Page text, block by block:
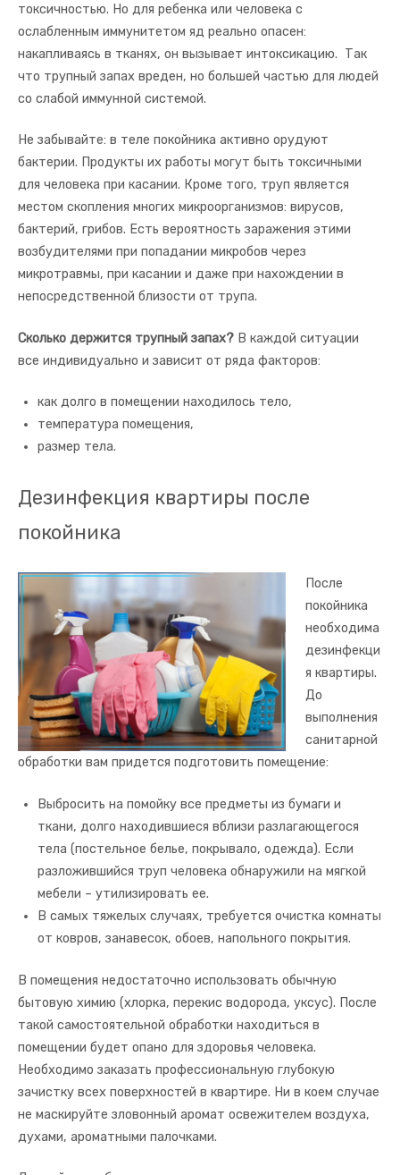
токсичностью. Но для ребенка или человека с
ослабленным иммунитетом яд реально опасен:
накапливаясь в тканях, он вызывает интоксикацию. Так
что трупный запах вреден, но большей частью для людей
со слабой иммунной системой.
Не забывайте: в теле покойника активно орудуют
бактерии. Продукты их работы могут быть токсичными
для человека при касании. Кроме того, труп является
местом скопления многих микроорганизмов: вирусов,
бактерий, грибов. Есть вероятность заражения этими
возбудителями при попадании микробов через
микротравмы, при касании и даже при нахождении в
непосредственной близости от трупа.
Сколько держится трупный запах? В каждой ситуации
все индивидуально и зависит от ряда факторов:
как долго в помещении находилось тело,
температура помещения,
размер тела.
Дезинфекция квартиры после
покойника
После
покойника
необходима
дезинфекци
я квартиры.
До
выполнения
санитарной
обработки вам придется подготовить помещение:
Выбросить на помойку все предметы из бумаги и
ткани, долго находившиеся вблизи разлагающегося
тела (постельное белье, покрывало, одежда). Если
разложившийся труп человека обнаружили на мягкой
мебели – утилизировать ее.
В самых тяжелых случаях, требуется очистка комнаты
от ковров, занавесок, обоев, напольного покрытия.
В помещения недостаточно использовать обычную
бытовую химию (хлорка, перекис водорода, уксус). После
такой самостоятельной обработки находиться в
помещении будет опано для здоровья человека.
Необходимо заказать профессиональную глубокую
зачистку всех поверхностей в квартире. Ни в коем случае
не маскируйте зловонный аромат освежителем воздуха,
духами, ароматными палочками.